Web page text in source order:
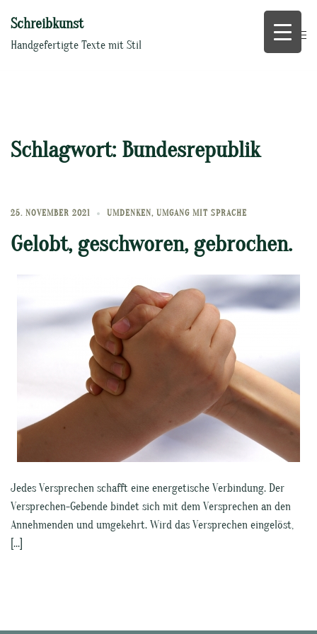
Inhalt
springen
Schreibkunst
Handgefertigte Texte mit Stil
Schlagwort: Bundesrepublik
25. NOVEMBER 2021 UMDENKEN, UMGANG MIT SPRACHE
Gelobt, geschworen, gebrochen.
Jedes Versprechen schafft eine energetische Verbindung. Der
Versprechen-Gebende bindet sich mit dem Versprechen an den
Annehmenden und umgekehrt. Wird das Versprechen eingelöst,
[…]